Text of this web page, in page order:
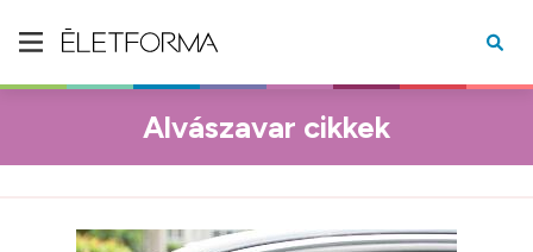
Alvászavar cikkek